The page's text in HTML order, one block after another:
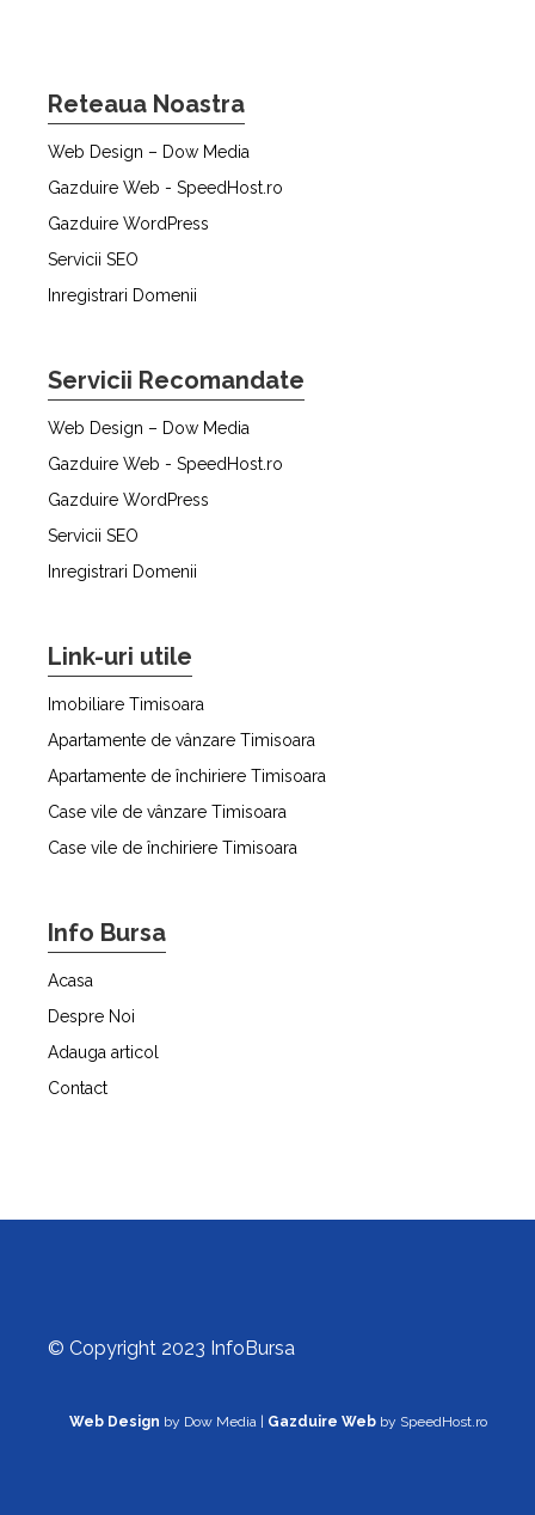
Reteaua Noastra
Web Design – Dow Media
Gazduire Web - SpeedHost.ro
Gazduire WordPress
Servicii SEO
Inregistrari Domenii
Servicii Recomandate
Web Design – Dow Media
Gazduire Web - SpeedHost.ro
Gazduire WordPress
Servicii SEO
Inregistrari Domenii
Link-uri utile
Imobiliare Timisoara
Apartamente de vânzare Timisoara
Apartamente de închiriere Timisoara
Case vile de vânzare Timisoara
Case vile de închiriere Timisoara
Info Bursa
Acasa
Despre Noi
Adauga articol
Contact
© Copyright 2023 InfoBursa
Web Design by Dow Media | Gazduire Web by SpeedHost.ro